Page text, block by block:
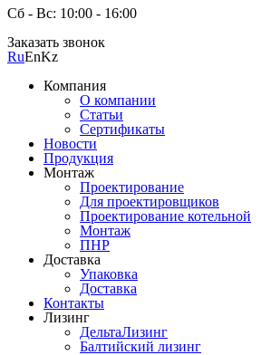
Сб - Вс: 10:00 - 16:00
Заказать звонок
RuEnKz
Компания
О компании
Статьи
Сертификаты
Новости
Продукция
Монтаж
Проектирование
Для проектировщиков
Проектирование котельной
Монтаж
ПНР
Доставка
Упаковка
Доставка
Контакты
Лизинг
ДельтаЛизинг
Балтийский лизинг